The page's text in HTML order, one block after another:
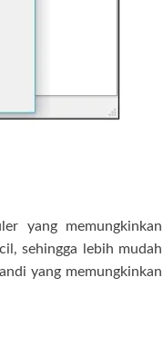
yang memungkinkan
sehingga lebih mudah
yang memungkinkan